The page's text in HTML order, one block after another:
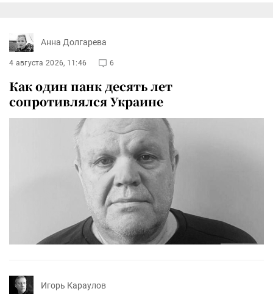
Анна Долгарева
4 августа 2026, 11:46 6
Как один панк десять лет
сопротивлялся Украине
Игорь Караулов